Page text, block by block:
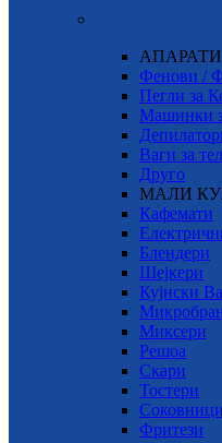
Фенови /
Пегли за
Машинки
Ваги за
Друго
МАЛИ
Кафемати
Блендери
Шејкери
Кујнски
Миксери
Решоа
Скари
Тостери
Соковници
Фритези